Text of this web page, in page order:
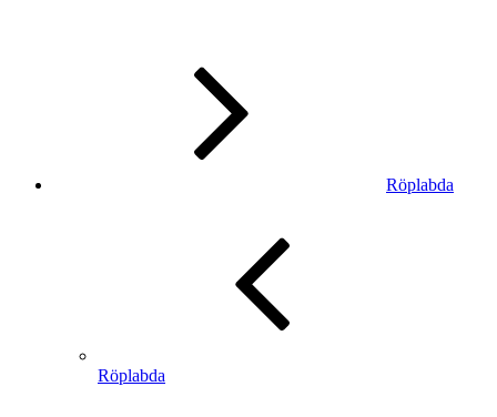
Röplabda
Röplabda